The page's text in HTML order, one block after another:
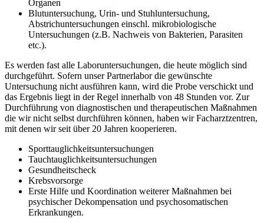
Organen
Blutuntersuchung, Urin- und Stuhluntersuchung,
Abstrichuntersuchungen einschl. mikrobiologische
Untersuchungen (z.B. Nachweis von Bakterien, Parasiten
etc.).
Es werden fast alle Laboruntersuchungen, die heute möglich sind
durchgeführt. Sofern unser Partnerlabor die gewünschte
Untersuchung nicht ausführen kann, wird die Probe verschickt und
das Ergebnis liegt in der Regel innerhalb von 48 Stunden vor. Zur
Durchführung von diagnostischen und therapeutischen Maßnahmen
die wir nicht selbst durchführen können, haben wir Facharztzentren,
mit denen wir seit über 20 Jahren kooperieren.
Sporttauglichkeitsuntersuchungen
Tauchtauglichkeitsuntersuchungen
Gesundheitscheck
Krebsvorsorge
Erste Hilfe und Koordination weiterer Maßnahmen bei
psychischer Dekompensation und psychosomatischen
Erkrankungen.